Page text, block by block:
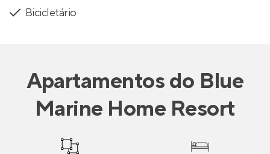
Bicicletário
Apartamentosdo Blue
Marine Home Resort